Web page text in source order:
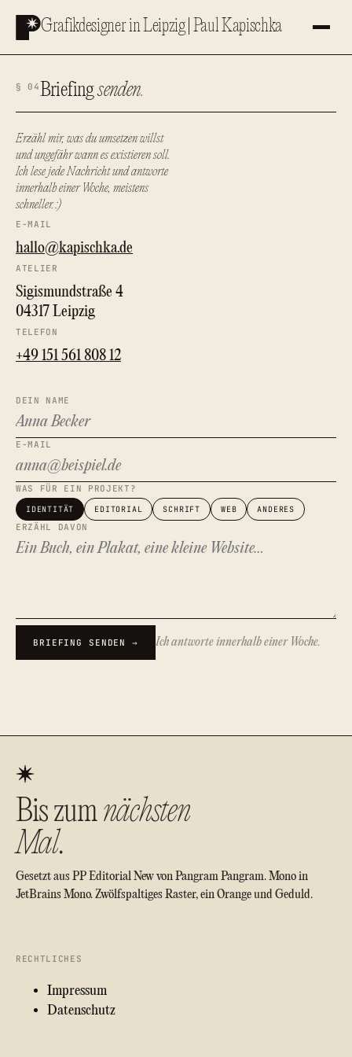
Inhalt Grafikdesigner in Leipzig | Paul Kapischka
§ 04Briefingsenden.
Erzähl mir, was du umsetzen willst
und ungefähr wann es existieren soll.
Ich lese jede Nachricht und antworte
innerhalb einer Woche, meistens
schneller. :)
E-MAIL
hallo@kapischka.de
ATELIER
Sigismundstraße 4
04317 Leipzig
TELEFON
+49 151 561 808 12
DEIN NAME
E-MAIL
WAS FÜR EIN PROJEKT?
IDENTITÄT EDITORIAL SCHRIFT WEB ANDERES
ERZÄHL DAVON
BRIEFING SENDEN → Ich antworte innerhalb einer Woche.
Bis zumnächsten
Mal.
Gesetzt aus PP Editorial New von Pangram Pangram. Mono in
JetBrains Mono. Zwölfspaltiges Raster, ein Orange und Geduld.
RECHTLICHES
Impressum
Datenschutz